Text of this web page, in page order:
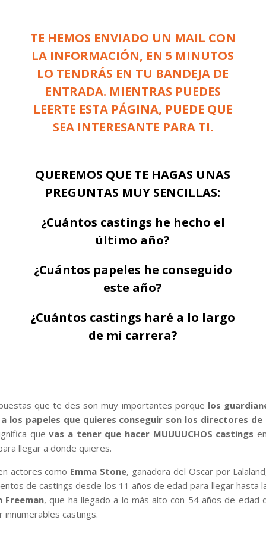
TE HEMOS ENVIADO UN MAIL CON
LA INFORMACIÓN, EN 5 MINUTOS
LO TENDRÁS EN TU BANDEJA DE
ENTRADA. MIENTRAS PUEDES
LEERTE ESTA PÁGINA, PUEDE QUE
SEA INTERESANTE PARA TI.
QUEREMOS QUE TE HAGAS UNAS
PREGUNTAS MUY SENCILLAS:
¿Cuántos castings he hecho el
último año?
¿Cuántos papeles he conseguido
este año?
¿Cuántos castings haré a lo largo
de mi carrera?
que te des son muy importantes porque los
los papeles que quieres conseguir son los directores de
quevas a tener que hacer MUUUUCHOS castings
llegar a donde quieres.
actores como Emma Stone, ganadora del Oscar por
de castings desde los 11 años de edad para llegar hasta
Freeman, que ha llegado a lo más alto con 54 años de edad
innumerables castings.